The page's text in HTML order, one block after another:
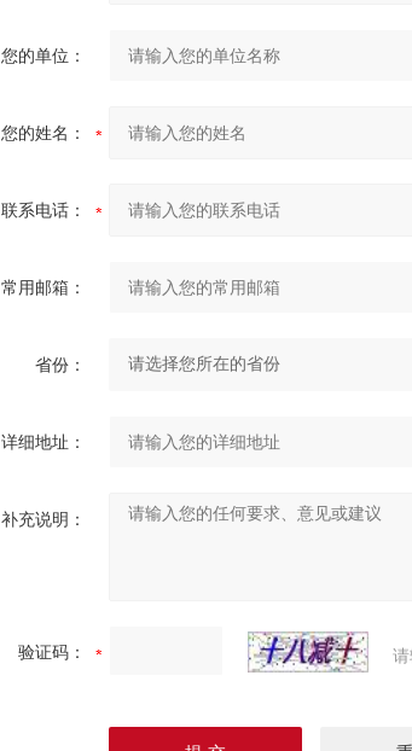
您的单位：
您的姓名：
联系电话：
常用邮箱：
省份：
详细地址：
补充说明：
验证码：